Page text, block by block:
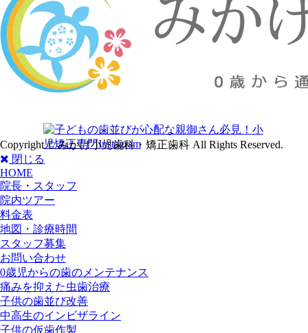
Copyright © みかげ小児歯科・矯正歯科 All Rights Reserved.
閉じる
HOME
院長・スタッフ
院内ツアー
料金表
地図・診療時間
スタッフ募集
お問い合わせ
0歳児からの歯のメンテナンス
痛みを抑えた虫歯治療
子供の歯並び改善
中高生のインビザライン
子供の仮歯作製